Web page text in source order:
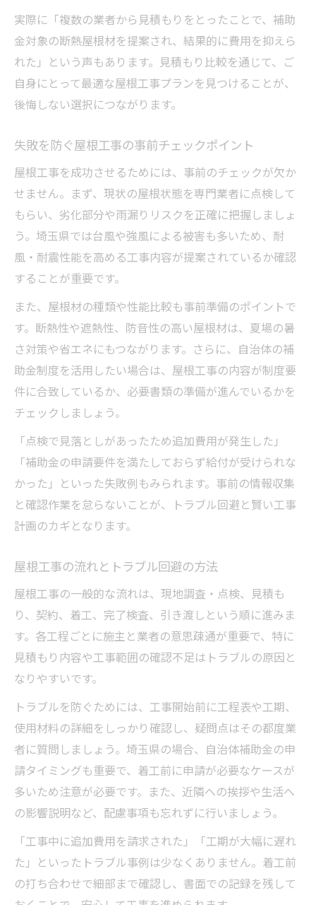
屋根工事で注目の断熱・遮熱屋根材比較
屋根工事の性能とデザインを両立する選び
屋根工事で迷わない最新屋根材の特徴
屋根工事で失敗しない業者選びの基準
屋根工事の信頼性を見極めるチェック方法
保証や実績で選ぶ屋根工事業者のポイント
屋根工事業者との見積もり比較の進め方
屋根工事で安心できる業者選定の流れ
安心施工を実現するための申請準備
屋根工事の申請手続きで注意すべき点
屋根工事をスムーズに進める事前準備とは
屋根工事申請時に役立つポイントまとめ
申請ミスを防ぐ屋根工事の実践的な流れ
実際に「複数の業者から見積もりをとったことで、補助
金対象の断熱屋根材を提案され、結果的に費用を抑えら
れた」という声もあります。見積もり比較を通じて、ご
自身にとって最適な屋根工事プランを見つけることが、
後悔しない選択につながります。
失敗を防ぐ屋根工事の事前チェックポイント
屋根工事を成功させるためには、事前のチェックが欠か
せません。まず、現状の屋根状態を専門業者に点検して
もらい、劣化部分や雨漏りリスクを正確に把握しましょ
う。埼玉県では台風や強風による被害も多いため、耐
風・耐震性能を高める工事内容が提案されているか確認
することが重要です。
また、屋根材の種類や性能比較も事前準備のポイントで
す。断熱性や遮熱性、防音性の高い屋根材は、夏場の暑
さ対策や省エネにもつながります。さらに、自治体の補
助金制度を活用したい場合は、屋根工事の内容が制度要
件に合致しているか、必要書類の準備が進んでいるかを
チェックしましょう。
「点検で見落としがあったため追加費用が発生した」
「補助金の申請要件を満たしておらず給付が受けられな
かった」といった失敗例もみられます。事前の情報収集
と確認作業を怠らないことが、トラブル回避と賢い工事
計画のカギとなります。
屋根工事の流れとトラブル回避の方法
屋根工事の一般的な流れは、現地調査・点検、見積も
り、契約、着工、完了検査、引き渡しという順に進みま
す。各工程ごとに施主と業者の意思疎通が重要で、特に
見積もり内容や工事範囲の確認不足はトラブルの原因と
なりやすいです。
トラブルを防ぐためには、工事開始前に工程表や工期、
使用材料の詳細をしっかり確認し、疑問点はその都度業
者に質問しましょう。埼玉県の場合、自治体補助金の申
請タイミングも重要で、着工前に申請が必要なケースが
多いため注意が必要です。また、近隣への挨拶や生活へ
の影響説明など、配慮事項も忘れずに行いましょう。
「工事中に追加費用を請求された」「工期が大幅に遅れ
た」といったトラブル事例は少なくありません。着工前
の打ち合わせで細部まで確認し、書面での記録を残して